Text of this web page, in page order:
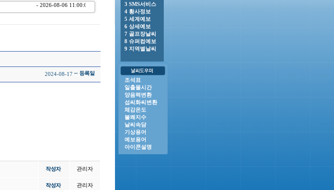
- 2026-08-06 11:00:00 o 풍랑주의보 : 남해동부바깥먼바다, 제주도남쪽바깥먼바다, 제주도남동쪽안쪽먼바다, 제주도남
3 SMS서비스
4 황사정보
5 세계예보
6 상세예보
7 골프장날씨
8 슈퍼컴예보
9 지역별날씨
조석표
일출몰시간
양음력변환
섭씨화씨변환
체감온도
불쾌지수
날씨속담
기상용어
예보용어
아이콘설명
2024-08-17
관리자
관리자